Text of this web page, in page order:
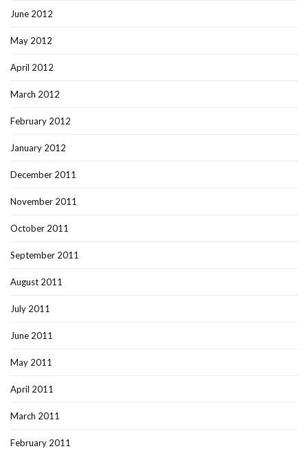
June 2012
May 2012
April 2012
March 2012
February 2012
January 2012
December 2011
November 2011
October 2011
September 2011
August 2011
July 2011
June 2011
May 2011
April 2011
March 2011
February 2011